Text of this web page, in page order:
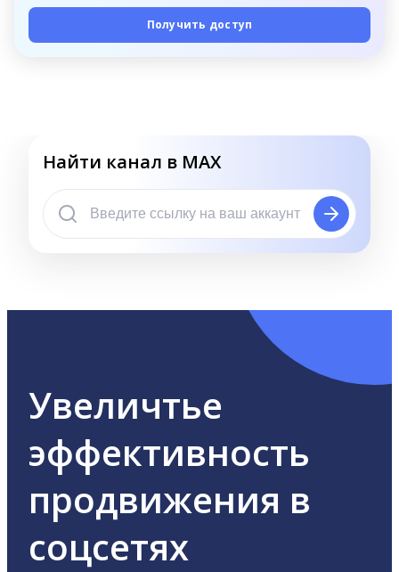
Получить доступ
Найти канал в MAX
Увеличтье
эффективность
продвижения в
соцсетях